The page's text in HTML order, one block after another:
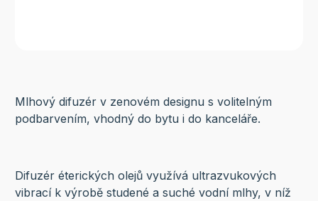
Mlhový difuzér v zenovém designu s volitelným
podbarvením, vhodný do bytu i do kanceláře.
Difuzér éterických olejů využívá ultrazvukových
vibrací k výrobě studené a suché vodní mlhy, v níž